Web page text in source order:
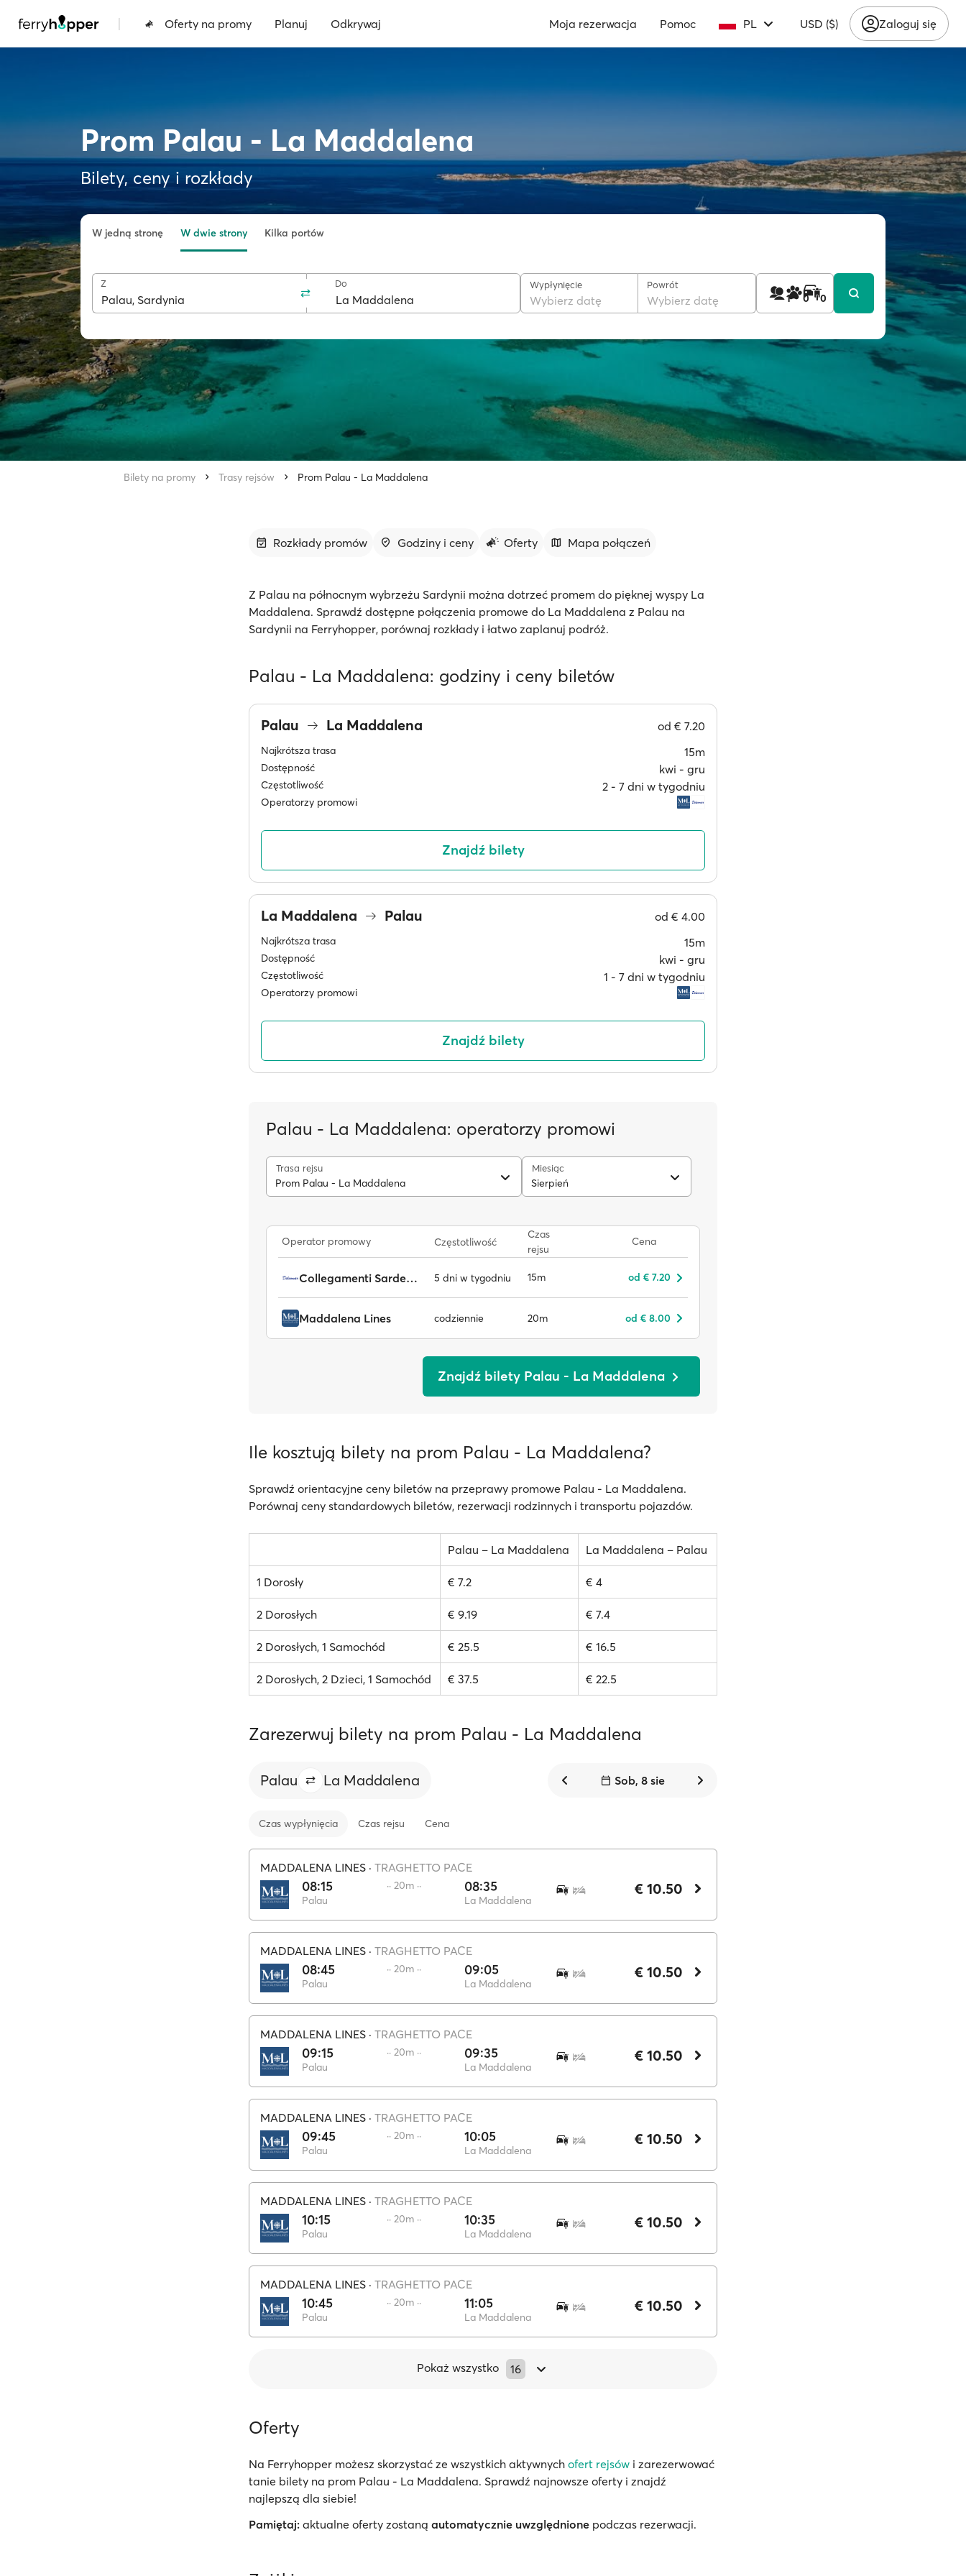
| Oferty na promy Planuj Odkrywaj Moja rezerwacja Pomoc PL USD ($) Zaloguj się
Prom Palau - La Maddalena
Bilety, ceny i rozkłady
W jedną stronę W dwie strony Kilka portów
Z Do Wypłynięcie
Wybierz datę
Powrót
Wybierz datę 1 0 0
Bilety na promy Trasy rejsów Prom Palau - La Maddalena
Rozkłady promów Godziny i ceny Oferty Mapa połączeń
Z Palau na północnym wybrzeżu Sardynii można dotrzeć promem do pięknej wyspy La
Maddalena. Sprawdź dostępne połączenia promowe do La Maddalena z Palau na
Sardynii na Ferryhopper, porównaj rozkłady i łatwo zaplanuj podróż.
Palau - La Maddalena: godziny i ceny biletów
Palau La Maddalena od € 7.20
Najkrótsza trasa 15m
Dostępność kwi ‐ gru
Częstotliwość 2 ‐ 7 dni w tygodniu
Operatorzy promowi
Znajdź bilety
La Maddalena Palau od € 4.00
Najkrótsza trasa 15m
Dostępność kwi ‐ gru
Częstotliwość 1 ‐ 7 dni w tygodniu
Operatorzy promowi
Znajdź bilety
Palau - La Maddalena: operatorzy promowi
Trasa rejsu
Prom Palau - La Maddalena
Miesiąc
Sierpień
Operator promowy Częstotliwość
Czas
rejsu
Cena
Collegamenti Sardegna 5 dni w tygodniu 15m od € 7.20
Maddalena Lines codziennie 20m od € 8.00
Znajdź bilety Palau - La Maddalena
Ile kosztują bilety na prom Palau - La Maddalena?
Sprawdź orientacyjne ceny biletów na przeprawy promowe Palau - La Maddalena.
Porównaj ceny standardowych biletów, rezerwacji rodzinnych i transportu pojazdów.
Palau – La Maddalena La Maddalena – Palau
1 Dorosły € 7.2 € 4
2 Dorosłych € 9.19 € 7.4
2 Dorosłych, 1 Samochód € 25.5 € 16.5
2 Dorosłych, 2 Dzieci, 1 Samochód € 37.5 € 22.5
Zarezerwuj bilety na prom Palau - La Maddalena
Palau La Maddalena Sob, 8 sie
Czas wypłynięcia Czas rejsu Cena
MADDALENA LINES · TRAGHETTO PACE
08:15
Palau
·· 20m ·· 08:35
La Maddalena
€ 10.50
MADDALENA LINES · TRAGHETTO PACE
08:45
Palau
·· 20m ·· 09:05
La Maddalena
€ 10.50
MADDALENA LINES · TRAGHETTO PACE
09:15
Palau
·· 20m ·· 09:35
La Maddalena
€ 10.50
MADDALENA LINES · TRAGHETTO PACE
09:45
Palau
·· 20m ·· 10:05
La Maddalena
€ 10.50
MADDALENA LINES · TRAGHETTO PACE
10:15
Palau
·· 20m ·· 10:35
La Maddalena
€ 10.50
MADDALENA LINES · TRAGHETTO PACE
10:45
Palau
·· 20m ·· 11:05
La Maddalena
€ 10.50
Pokaż wszystko 16
Oferty
Na Ferryhopper możesz skorzystać ze wszystkich aktywnych ofert rejsów i zarezerwować
tanie bilety na prom Palau - La Maddalena. Sprawdź najnowsze oferty i znajdź
najlepszą dla siebie!
Pamiętaj: aktualne oferty zostaną automatycznie uwzględnione podczas rezerwacji.